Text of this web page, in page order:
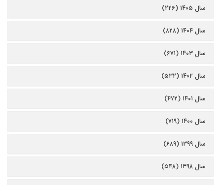
سال ۱۴۰۵ (۲۲۶)
سال ۱۴۰۴ (۸۲۸)
سال ۱۴۰۳ (۶۷۱)
سال ۱۴۰۲ (۵۳۲)
سال ۱۴۰۱ (۴۷۲)
سال ۱۴۰۰ (۷۱۹)
سال ۱۳۹۹ (۶۸۹)
سال ۱۳۹۸ (۵۴۸)